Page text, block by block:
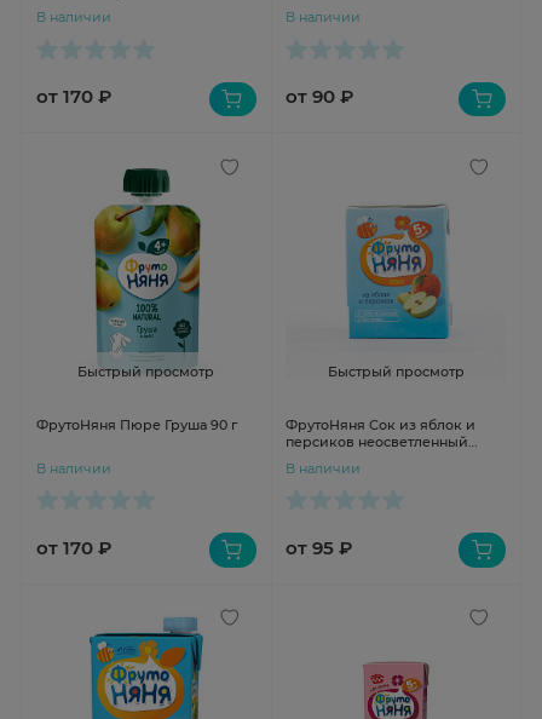
В наличии
от 170 ₽
В наличии
от 90 ₽
Быстрый просмотр
ФрутоНяня Пюре Груша 90 г
В наличии
от 170 ₽
Быстрый просмотр
ФрутоНяня Сок из яблок и
персиков неосветленный
В наличии
от 95 ₽